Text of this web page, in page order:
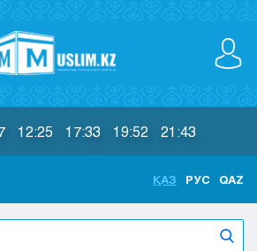
12:25 17:33 19:52 21:43
ҚАЗ РУС QAZ